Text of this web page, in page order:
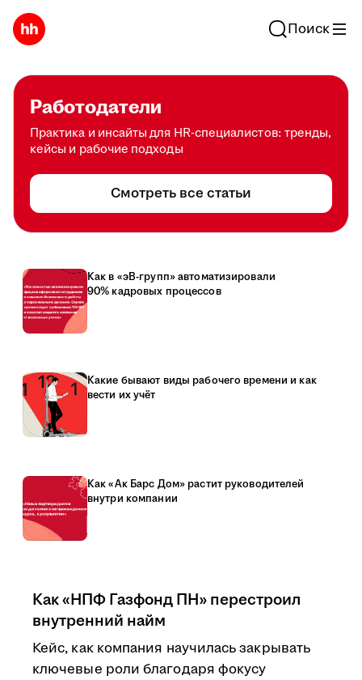
Поиск
Работодатели
Практика и инсайты для HR-специалистов: тренды,
кейсы и рабочие подходы
Смотреть все статьи
Как в «эВ-групп» автоматизировали
90% кадровых процессов
Какие бывают виды рабочего времени и как
вести их учёт
Как «Ак Барс Дом» растит руководителей
внутри компании
Как «НПФ Газфонд ПН» перестроил
внутренний найм
Кейс, как компания научилась закрывать
ключевые роли благодаря фокусу